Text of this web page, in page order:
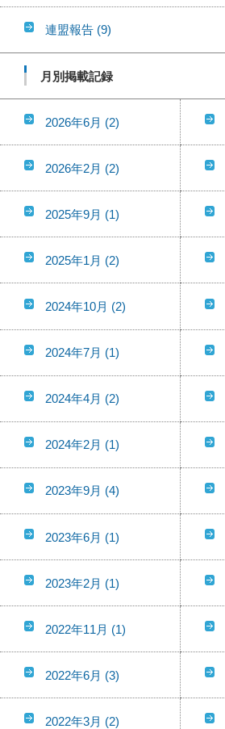
連盟報告 (9)
月別掲載記録
2026年6月 (2)
2026年2月 (2)
2025年9月 (1)
2025年1月 (2)
2024年10月 (2)
2024年7月 (1)
2024年4月 (2)
2024年2月 (1)
2023年9月 (4)
2023年6月 (1)
2023年2月 (1)
2022年11月 (1)
2022年6月 (3)
2022年3月 (2)